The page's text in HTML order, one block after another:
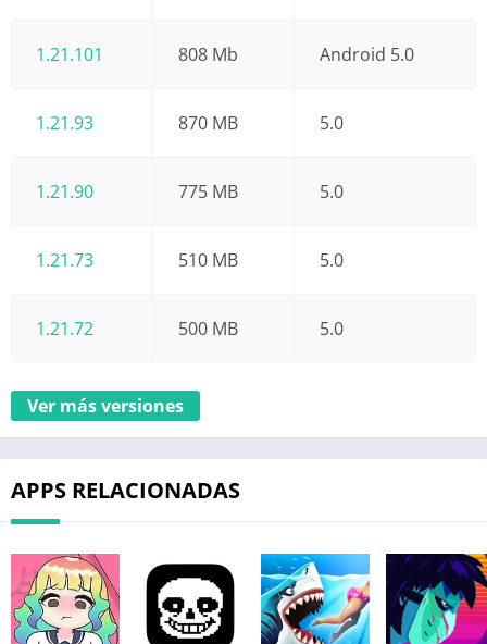
1.21.101 808 Mb Android 5.0
1.21.93 870 MB 5.0
1.21.90 775 MB 5.0
1.21.73 510 MB 5.0
1.21.72 500 MB 5.0
Ver más versiones
APPS RELACIONADAS